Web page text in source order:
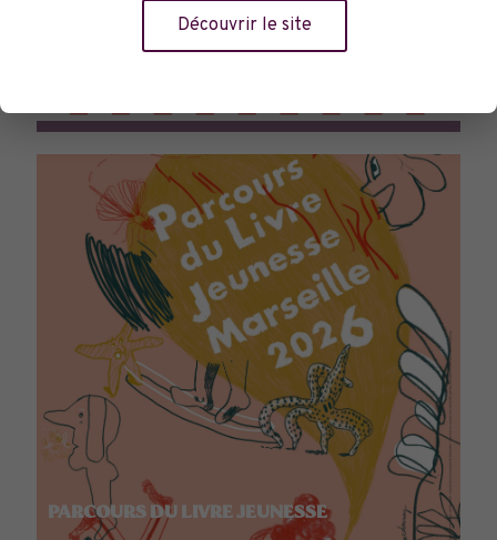
PARCOURS DU LIVRE JEUNESSE
Découvrir le site